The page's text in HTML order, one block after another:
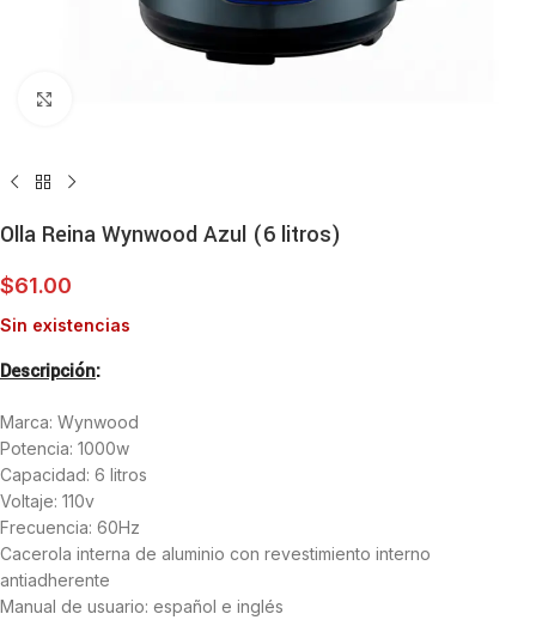
Olla Reina Wynwood Azul (6 litros)
$61.00
Sin existencias
Descripción:
Marca: Wynwood
Potencia: 1000w
Capacidad: 6 litros
Voltaje: 110v
Frecuencia: 60Hz
Cacerola interna de aluminio con revestimiento interno
antiadherente
Manual de usuario: español e inglés